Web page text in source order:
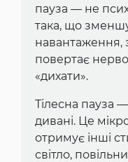
пауза — не
така, що
навантаження,
повертає
«дихати».
Тілесна пауза
дивані. Це
отримує інші
світло,